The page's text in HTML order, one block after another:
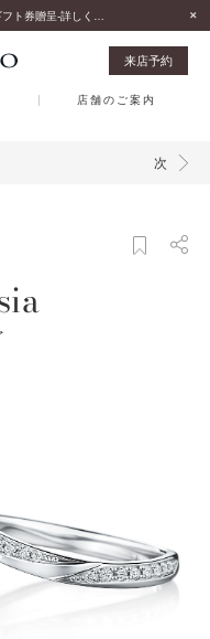
来店予約
店舗のご案内
次